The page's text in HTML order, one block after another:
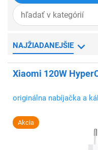
NAJŽIADANEJŠIE
Xiaomi 120W
originálna nabíjačka a
Akcia